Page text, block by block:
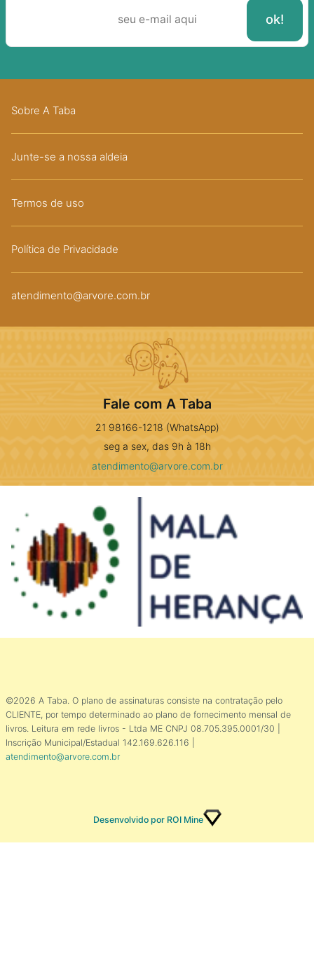
Sobre A Taba
Junte-se a nossa aldeia
Termos de uso
Política de Privacidade
atendimento@arvore.com.br
Fale com A Taba
21 98166-1218 (WhatsApp)
seg a sex, das 9h à 18h
atendimento@arvore.com.br
©2026 A Taba. O plano de assinaturas consiste na contratação pelo
CLIENTE, por tempo determinado ao plano de fornecimento mensal de
livros. Leitura em rede livros - Ltda ME CNPJ 08.705.395.0001/30 |
Inscrição Municipal/Estadual 142.169.626.116 |
atendimento@arvore.com.br
Desenvolvido por ROI Mine